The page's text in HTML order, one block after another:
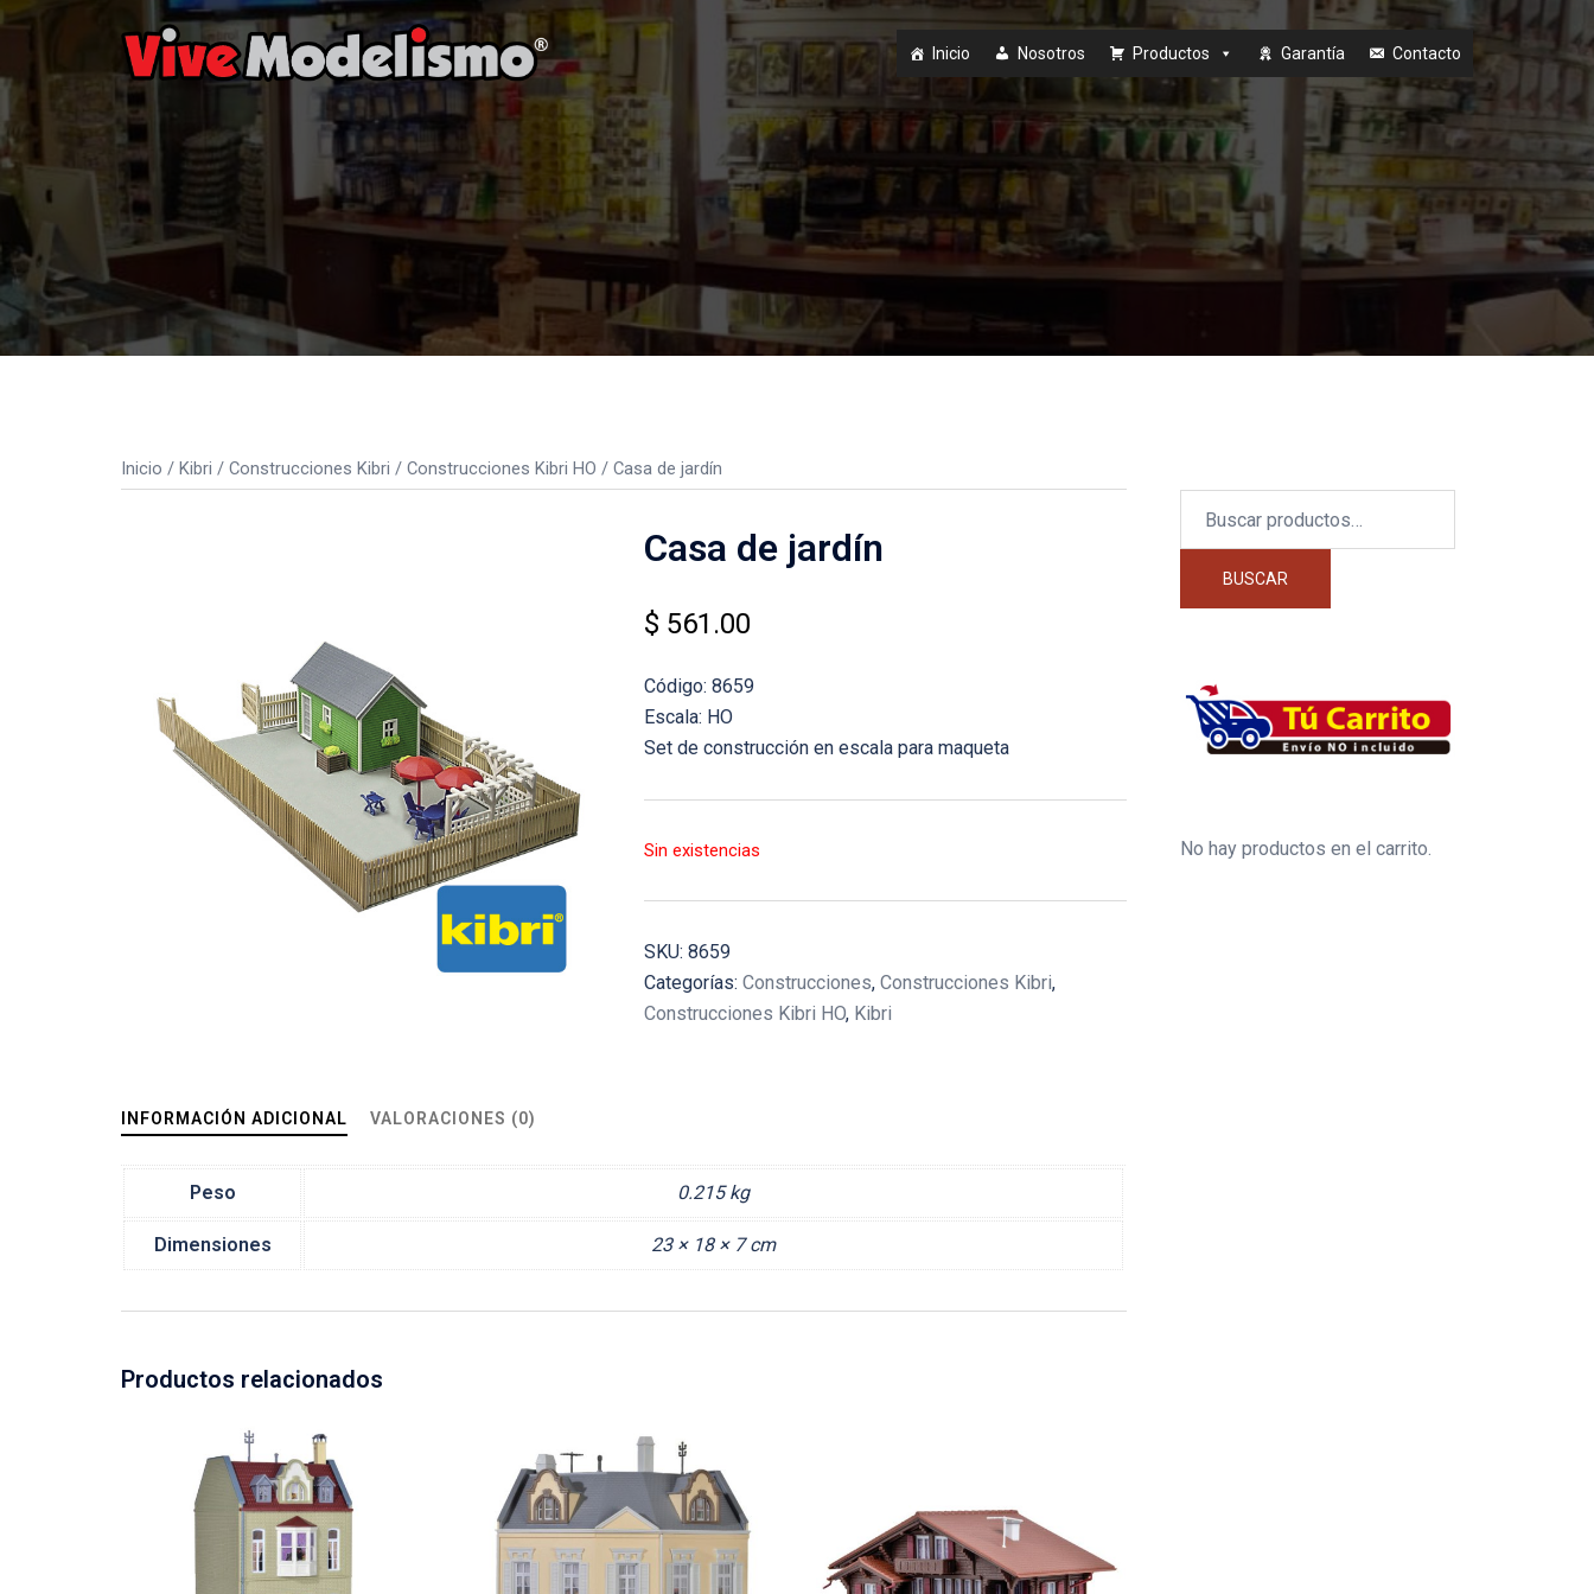
Saltar
contenido
Inicio Nosotros Productos Garantía Contacto
Inicio / Kibri / Construcciones Kibri / Construcciones Kibri HO / Casa de jardín
Casa de jardín
$ 561.00
Código: 8659
Escala: HO
Set de construcción en escala para maqueta
Sin existencias
SKU: 8659
Categorías: Construcciones, Construcciones Kibri,
Construcciones Kibri HO, Kibri
INFORMACIÓN ADICIONAL VALORACIONES (0)
Peso 0.215 kg
Dimensiones 23 × 18 × 7 cm
Productos relacionados
por:
BUSCAR
No hay productos en el carrito.